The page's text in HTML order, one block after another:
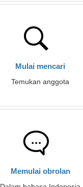
Mulai mencari
Temukan anggota
Memulai obrolan